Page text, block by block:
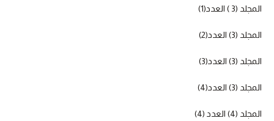
المجلد (3 ) العدد(1)
المجلد (3) العدد(2)
المجلد (3) العدد(3)
المجلد (3) العدد(4)
المجلد (4) العدد (4)